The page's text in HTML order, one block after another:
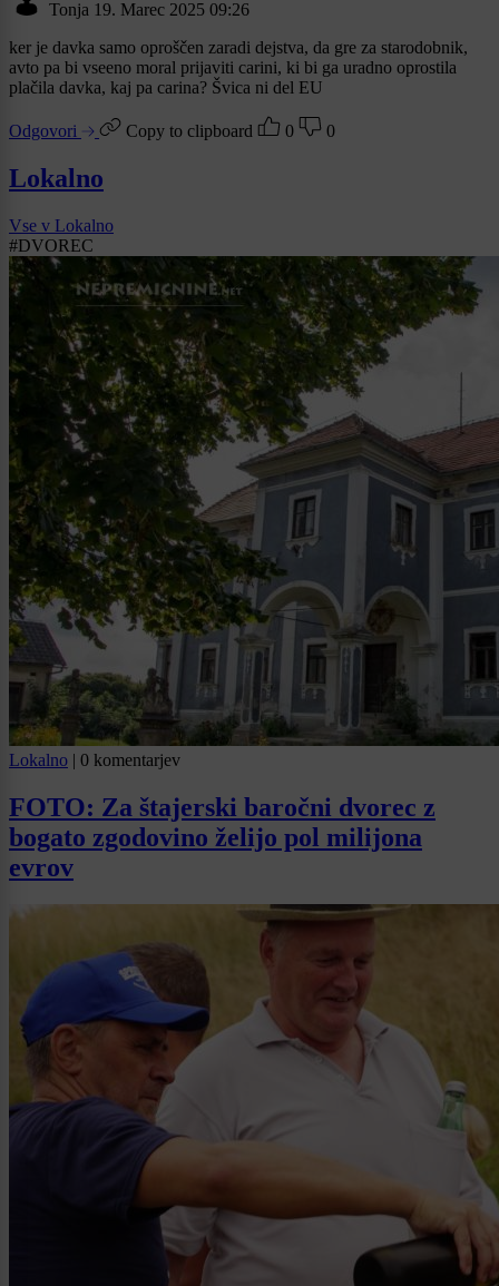
Tonja 19. Marec 2025 09:26
ker je davka samo oproščen zaradi dejstva, da gre za starodobnik,
avto pa bi vseeno moral prijaviti carini, ki bi ga uradno oprostila
plačila davka, kaj pa carina? Švica ni del EU
Odgovori Copy to clipboard 0 0
Lokalno
Vse v Lokalno
#DVOREC
Lokalno | 0 komentarjev
FOTO: Za štajerski baročni dvorec z
bogato zgodovino želijo pol milijona
evrov